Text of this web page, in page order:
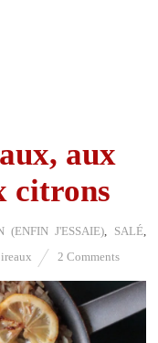
aux
citrons
(ENFIN J'ESSAIE), SALÉ,
2 Comments